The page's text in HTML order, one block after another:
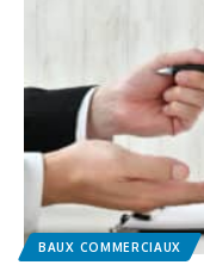
BAUX COMMERCIAUX